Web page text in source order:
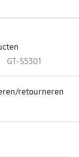
GT-S5301
retourneren